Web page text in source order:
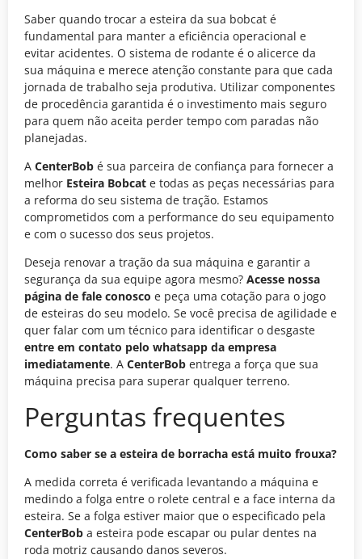
Saber quando trocar a esteira da sua bobcat é
fundamental para manter a eficiência operacional e
evitar acidentes. O sistema de rodante é o alicerce da
sua máquina e merece atenção constante para que cada
jornada de trabalho seja produtiva. Utilizar componentes
de procedência garantida é o investimento mais seguro
para quem não aceita perder tempo com paradas não
planejadas.
A CenterBob é sua parceira de confiança para fornecer a
melhor Esteira Bobcat e todas as peças necessárias para
a reforma do seu sistema de tração. Estamos
comprometidos com a performance do seu equipamento
e com o sucesso dos seus projetos.
Deseja renovar a tração da sua máquina e garantir a
segurança da sua equipe agora mesmo? Acesse nossa
página de fale conosco e peça uma cotação para o jogo
de esteiras do seu modelo. Se você precisa de agilidade e
quer falar com um técnico para identificar o desgaste
entre em contato pelo whatsapp da empresa
imediatamente. A CenterBob entrega a força que sua
máquina precisa para superar qualquer terreno.
Perguntas frequentes
Como saber se a esteira de borracha está muito frouxa?
A medida correta é verificada levantando a máquina e
medindo a folga entre o rolete central e a face interna da
esteira. Se a folga estiver maior que o especificado pela
CenterBob a esteira pode escapar ou pular dentes na
roda motriz causando danos severos.